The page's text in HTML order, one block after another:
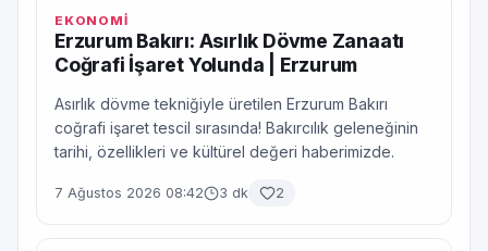
EKONOMİ
Erzurum Bakırı: Asırlık Dövme Zanaatı
Coğrafi İşaret Yolunda | Erzurum
Asırlık dövme tekniğiyle üretilen Erzurum Bakırı
coğrafi işaret tescil sırasında! Bakırcılık geleneğinin
tarihi, özellikleri ve kültürel değeri haberimizde.
7 Ağustos 2026 08:42 3 dk 2